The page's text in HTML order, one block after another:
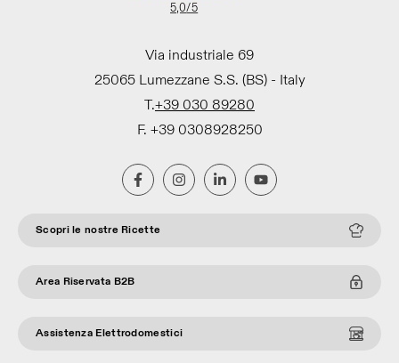
5,0/5
Via industriale 69
25065 Lumezzane S.S. (BS) - Italy
T.+39 030 89280
F. +39 0308928250
Scopri le nostre Ricette
Area Riservata B2B
Assistenza Elettrodomestici